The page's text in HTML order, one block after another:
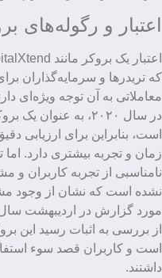
اعتبار و رگوله‌های
که تریدرها و سرمایه‌گذاران
معاملاتی به آن توجه ویژه‌ای
در سال ۲۰۲۰، به
است، بنابراین برای ارزیابی
زمان و تجربه بیشتری دارد.
نامناسبی از تجربه کاربران و
نشده است که نشان از وجود
از بررسی به اثبات رسید این
است و کاربران قصد سوء
داشتند.